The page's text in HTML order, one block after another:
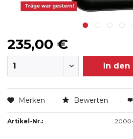
235,00 €
In den
Merken Bewerten
Artikel-Nr.: